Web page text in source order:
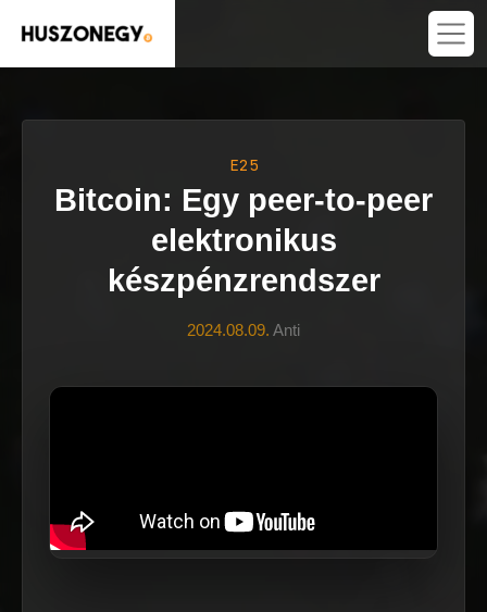
E25
Bitcoin: Egy peer-to-peer
elektronikus
készpénzrendszer
2024.08.09. Anti